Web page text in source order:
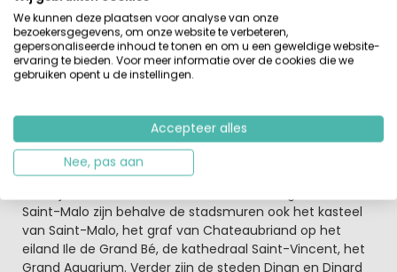
Fietsliefhebbers en wandelaars kunnen hier hun hart
ophalen.
Er zijn diverse fiets- en wandelroutes, ook vanaf de
camping. De camping ligt op de grens van Bretagne en
ondernemen. Breng zeker een bezoek aan de
stadswallen van Saint-Malo, gelegen aan de monding
van de rivier La Rance. Maak een wandeling over de
stadsmuren en geniet van de gezellige middeleeuwse
Saint-Malo zijn behalve de stadsmuren ook het kasteel
van Saint-Malo, het graf van Chateaubriand op het
eiland Ile de Grand Bé, de kathedraal Saint-Vincent, het
Grand Aquarium. Verder zijn de steden Dinan en Dinard
We kunnen deze plaatsen voor analyse van onze
bezoekersgegevens, om onze website te verbeteren,
gepersonaliseerde inhoud te tonen en om u een geweldige website-
ervaring te bieden. Voor meer informatie over de cookies die we
gebruiken opent u de instellingen.
Accepteer alles
Nee, pas aan